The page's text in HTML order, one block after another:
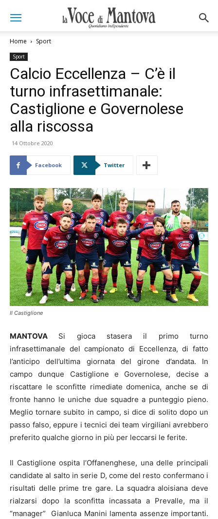
Home Sport
Sport
Calcio Eccellenza – C’è il
turno infrasettimanale:
Castiglione e Governolese
alla riscossa
14 Ottobre 2020
Facebook Twitter
Il Castiglione
MANTOVA Si gioca stasera il primo turno
infrasettimanale del campionato di Eccellenza, di fatto
l’anticipo dell’ultima giornata del girone d’andata. In
campo dunque Castiglione e Governolese, decise a
riscattare le sconfitte rimediate domenica, anche se di
fronte hanno le uniche due squadre a punteggio pieno.
Meglio tornare subito in campo, si dice di solito dopo un
passo falso, eppure i tecnici dei team virgiliani avrebbero
preferito qualche giorno in più per leccarsi le ferite.
Il Castiglione ospita l’Offanenghese, una delle principali
candidate al salto in serie D, come del resto confermano i
risultati delle prime tre gare. La squadra aloisiana deve
rialzarsi dopo la sconfitta incassata a Prevalle, ma il
“manager” Gianluca Manini lamenta assenze importanti.